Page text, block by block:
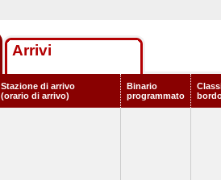
Arrivi
Stazione di arrivo
(orario di arrivo)
Binario
programmato